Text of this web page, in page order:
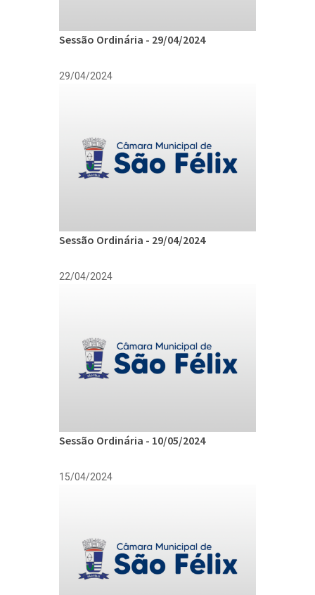
Sessão Ordinária - 29/04/2024
29/04/2024
Sessão Ordinária - 29/04/2024
22/04/2024
Sessão Ordinária - 10/05/2024
15/04/2024